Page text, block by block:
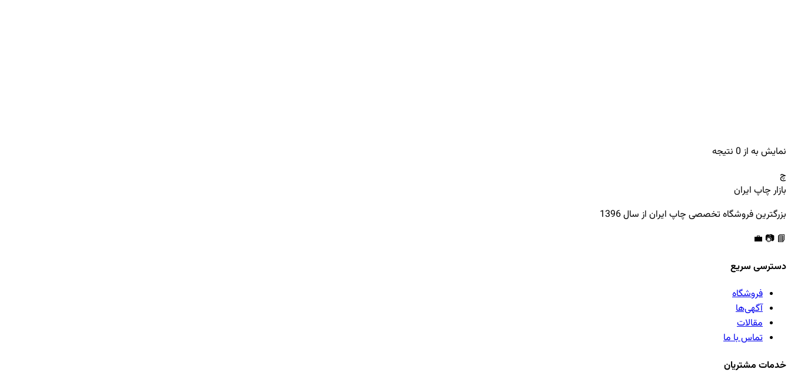
نمایش به از0 نتیجه
چ
بازار چاپ ایران
بزرگترین فروشگاه تخصصی چاپ ایران از سال 1396
📘
📷
💼
دسترسی سریع
فروشگاه
آگهی‌ها
مقالات
تماس با ما
خدمات مشتریان